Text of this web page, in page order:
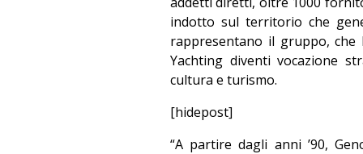
indotto sul territorio che
rappresentano il gruppo, che
Yachting diventi vocazione
cultura e turismo.
[hidepost]
“A partire dagli anni ’90,